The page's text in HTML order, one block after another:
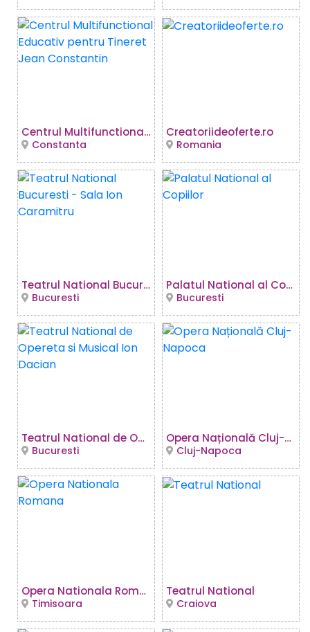
Centrul Multifunctional Educativ pentru Tineret Jean Constantin
Constanta
Creatoriideoferte.ro
Romania
Teatrul National Bucuresti - Sala Ion Caramitru
Bucuresti
Palatul National al Copiilor
Bucuresti
Teatrul National de Opereta si Musical Ion Dacian
Bucuresti
Opera Națională Cluj-Napoca
Cluj-Napoca
Opera Nationala Romana
Timisoara
Teatrul National
Craiova